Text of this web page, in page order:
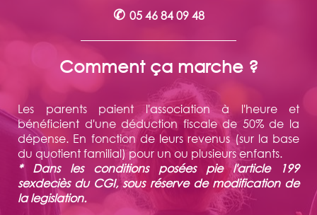
✆ 05 46 84 09 48
Comment ça marche ?
Les parents paient l'association à l'heure et
bénéficient d'une déduction fiscale de 50% de la
dépense. En fonction de leurs revenus (sur la base
du quotient familial) pour un ou plusieurs enfants.
* Dans les conditions posées pie l'article 199
sexdeciès du CGI, sous réserve de modification de
la legislation.